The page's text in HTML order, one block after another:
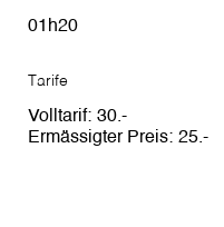
01h20
Tarife
Volltarif 30
Ermässigter Preis 25